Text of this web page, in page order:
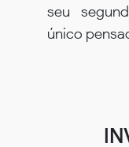
seu
único